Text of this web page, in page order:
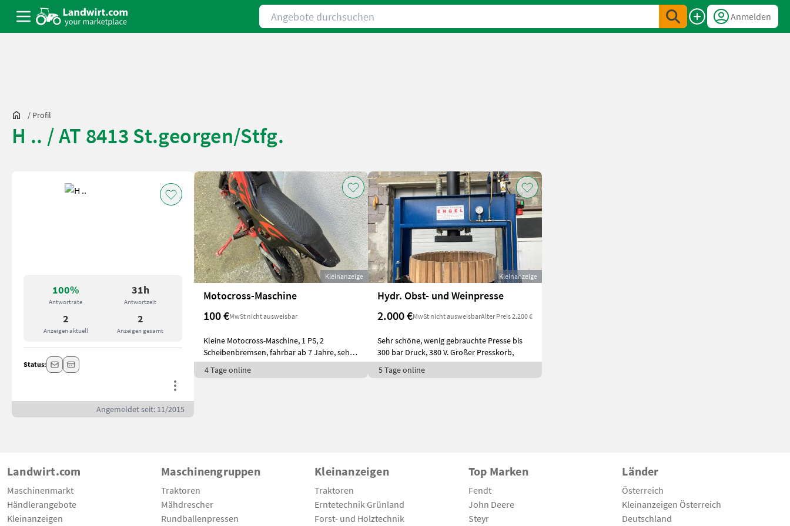
Angebote durchsuchen
Anmelden
/ Profil
H .. / AT 8413 St.georgen/Stfg.
100%
Antwortrate
31h
Antwortzeit
2
Anzeigen aktuell
2
Anzeigen gesamt
Status:
Angemeldet seit: 11/2015
Kleinanzeige
Motocross-Maschine
100 €MwSt nicht ausweisbar
Kleine Motocross-Maschine, 1 PS, 2
Scheibenbremsen, fahrbar ab 7 Jahre, sehr
lei
4 Tage online
Kleinanzeige
Hydr. Obst- und Weinpresse
2.000 €MwSt nicht ausweisbarAlter Preis 2.200 €
Sehr schöne, wenig gebrauchte Presse bis
300 bar Druck, 380 V. Großer Presskorb,
5 Tage online
Landwirt.com
Maschinenmarkt
Händlerangebote
Kleinanzeigen
Maschinengruppen
Traktoren
Mähdrescher
Rundballenpressen
Kleinanzeigen
Traktoren
Erntetechnik Grünland
Forst- und Holztechnik
Top Marken
Fendt
John Deere
Steyr
Länder
Österreich
Kleinanzeigen Österreich
Deutschland